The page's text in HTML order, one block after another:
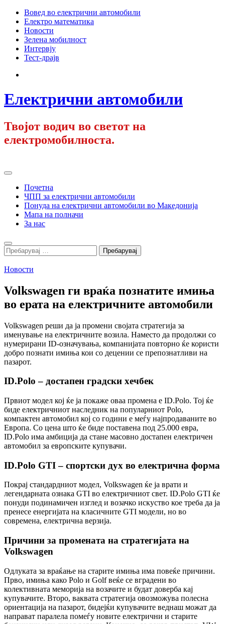
Skip
content
Вовед во електрични автомобили
Електро математика
Новости
Зелена мобилност
Интервју
Тест-драјв
Електрични автомобили
Твојот водич во светот на
електромобилноста.
Primary
Почетна
ЧПП за електрични автомобили
Понуда на електрични автомобили во Македонија
Мапа на полначи
За нас
Search
Пребарувај
за:
Новости
Volkswagen ги враќа познатите имиња
во ерата на електричните автомобили
Volkswagen реши да ја промени својата стратегија за
именување на електричните возила. Наместо да продолжи со
нумерирани ID-означувања, компанијата повторно ќе користи
добро познати имиња кои со децении се препознатливи на
пазарот.
ID.Polo – достапен градски хечбек
Првиот модел кој ќе ја покаже оваа промена е ID.Polo. Тој ќе
биде електричниот наследник на популарниот Polo,
компактен автомобил кој со години е меѓу најпродаваните во
Европа. Со цена што ќе биде поставена под 25.000 евра,
ID.Polo има амбиција да стане масовно достапен електричен
автомобил за европските купувачи.
ID.Polo GTI – спортски дух во електрична форма
Покрај стандардниот модел, Volkswagen ќе ја врати и
легендарната ознака GTI во електричниот свет. ID.Polo GTI ќе
понуди подинамичен изглед и возачко искуство кое треба да ја
пренесе енергијата на класичните GTI модели, но во
современа, електрична верзија.
Причини за промената на стратегијата на
Volkswagen
Одлуката за враќање на старите имиња има повеќе причини.
Прво, имиња како Polo и Golf веќе се вградени во
колективната меморија на возачите и будат доверба кај
купувачите. Второ, ваквата стратегија овозможува полесна
ориентација на пазарот, бидејќи купувачите веднаш можат да
направат паралела помеѓу новите електрични и старите